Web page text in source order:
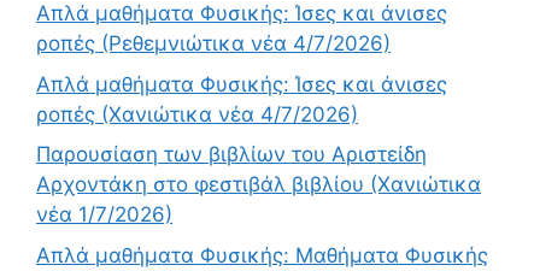
Απλά μαθήματα Φυσικής: Ίσες και άνισες
ροπές (Ρεθεμνιώτικα νέα 4/7/2026)
Απλά μαθήματα Φυσικής: Ίσες και άνισες
ροπές (Χανιώτικα νέα 4/7/2026)
Παρουσίαση των βιβλίων του Αριστείδη
Αρχοντάκη στο φεστιβάλ βιβλίου (Χανιώτικα
νέα 1/7/2026)
Απλά μαθήματα Φυσικής: Μαθήματα Φυσικής